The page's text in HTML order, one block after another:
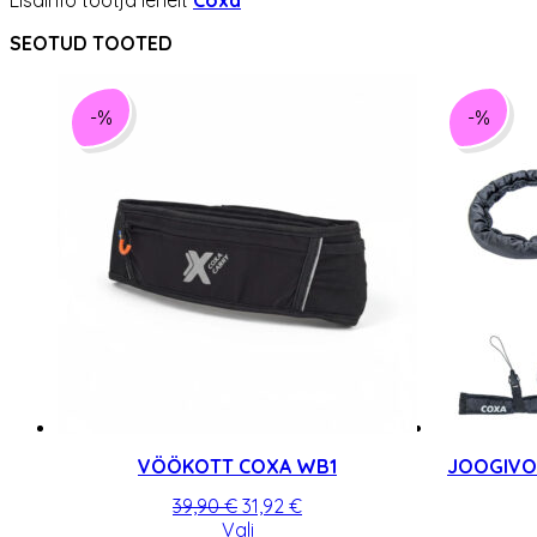
SEOTUD TOOTED
-%
VÖÖKOTT COXA WB1
39,90€ Algne
hind
31,92 €Praegune
ValiSellel
-%